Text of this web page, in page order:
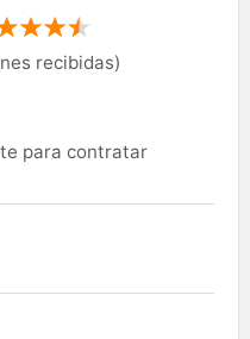
recibidas)
para contratar